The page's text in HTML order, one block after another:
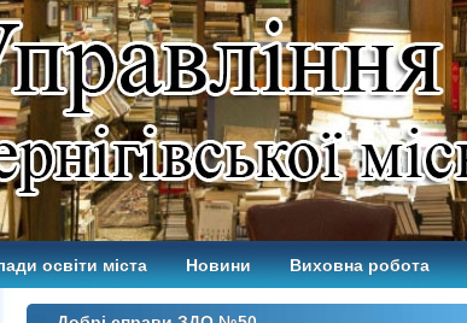
освіти міста Новини Виховна робота